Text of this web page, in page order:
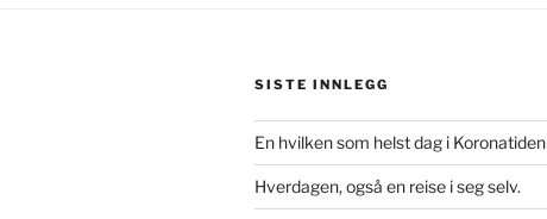
SISTE INNLEGG
En hvilken som helst dag i Koronatiden
Hverdagen, også en reise i seg selv.